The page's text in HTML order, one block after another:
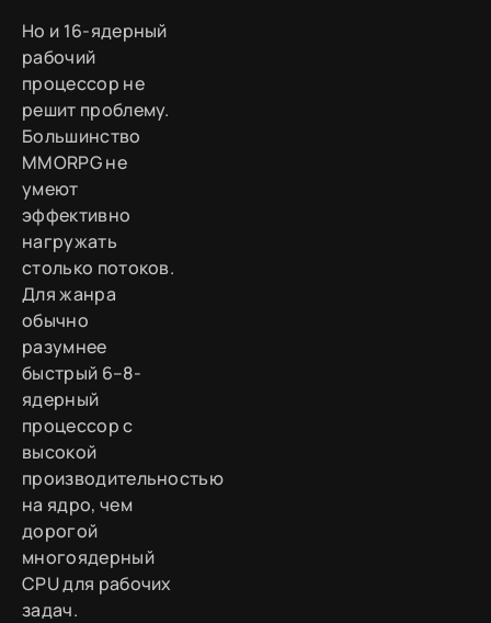
Но и 16-ядерный
рабочий
процессор не
решит проблему.
Большинство
MMORPG не
умеют
эффективно
нагружать
столько потоков.
Для жанра
обычно
разумнее
быстрый 6–8-
ядерный
процессор с
высокой
производительностью
на ядро, чем
дорогой
многоядерный
CPU для рабочих
задач.